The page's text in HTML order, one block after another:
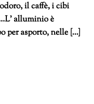
il caffè, i cibi
alluminio è
per asporto, nelle […]